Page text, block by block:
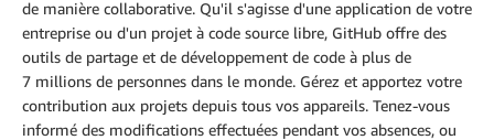
de manière collaborative. Qu'il s'agisse d'une application de votre
entreprise ou d'un projet à code source libre, GitHub offre des
outils de partage et de développement de code à plus de
7 millions de personnes dans le monde. Gérez et apportez votre
contribution aux projets depuis tous vos appareils. Tenez-vous
informé des modifications effectuées pendant vos absences, ou